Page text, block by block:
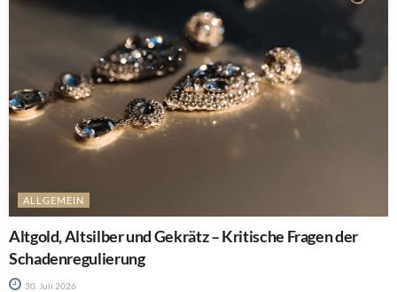
ALLGEMEIN
Altgold, Altsilber und Gekrätz – Kritische Fragen der
Schadenregulierung
30. Juli 2026